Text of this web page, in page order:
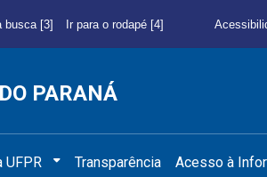
busca [3] Ir para o rodapé [4]
PARANÁ
UFPR Transparência Acesso à